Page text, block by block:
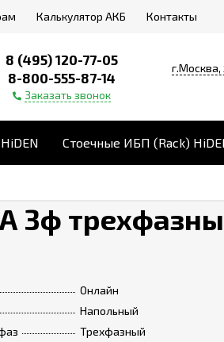
Калькулятор АКБ Контакты
8 (495) 120-77-05
8-800-555-87-14
Заказать звонок
г.Москва,
Стоечные ИБП (Rack)
3ф
Онлайн
Напольный
Трехфазный